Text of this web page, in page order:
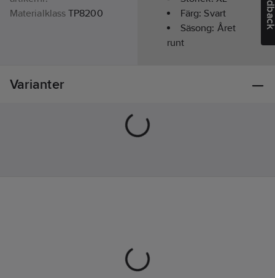
Materialklass TP8200
Färg:Svart
Säsong: Året
runt
Varianter